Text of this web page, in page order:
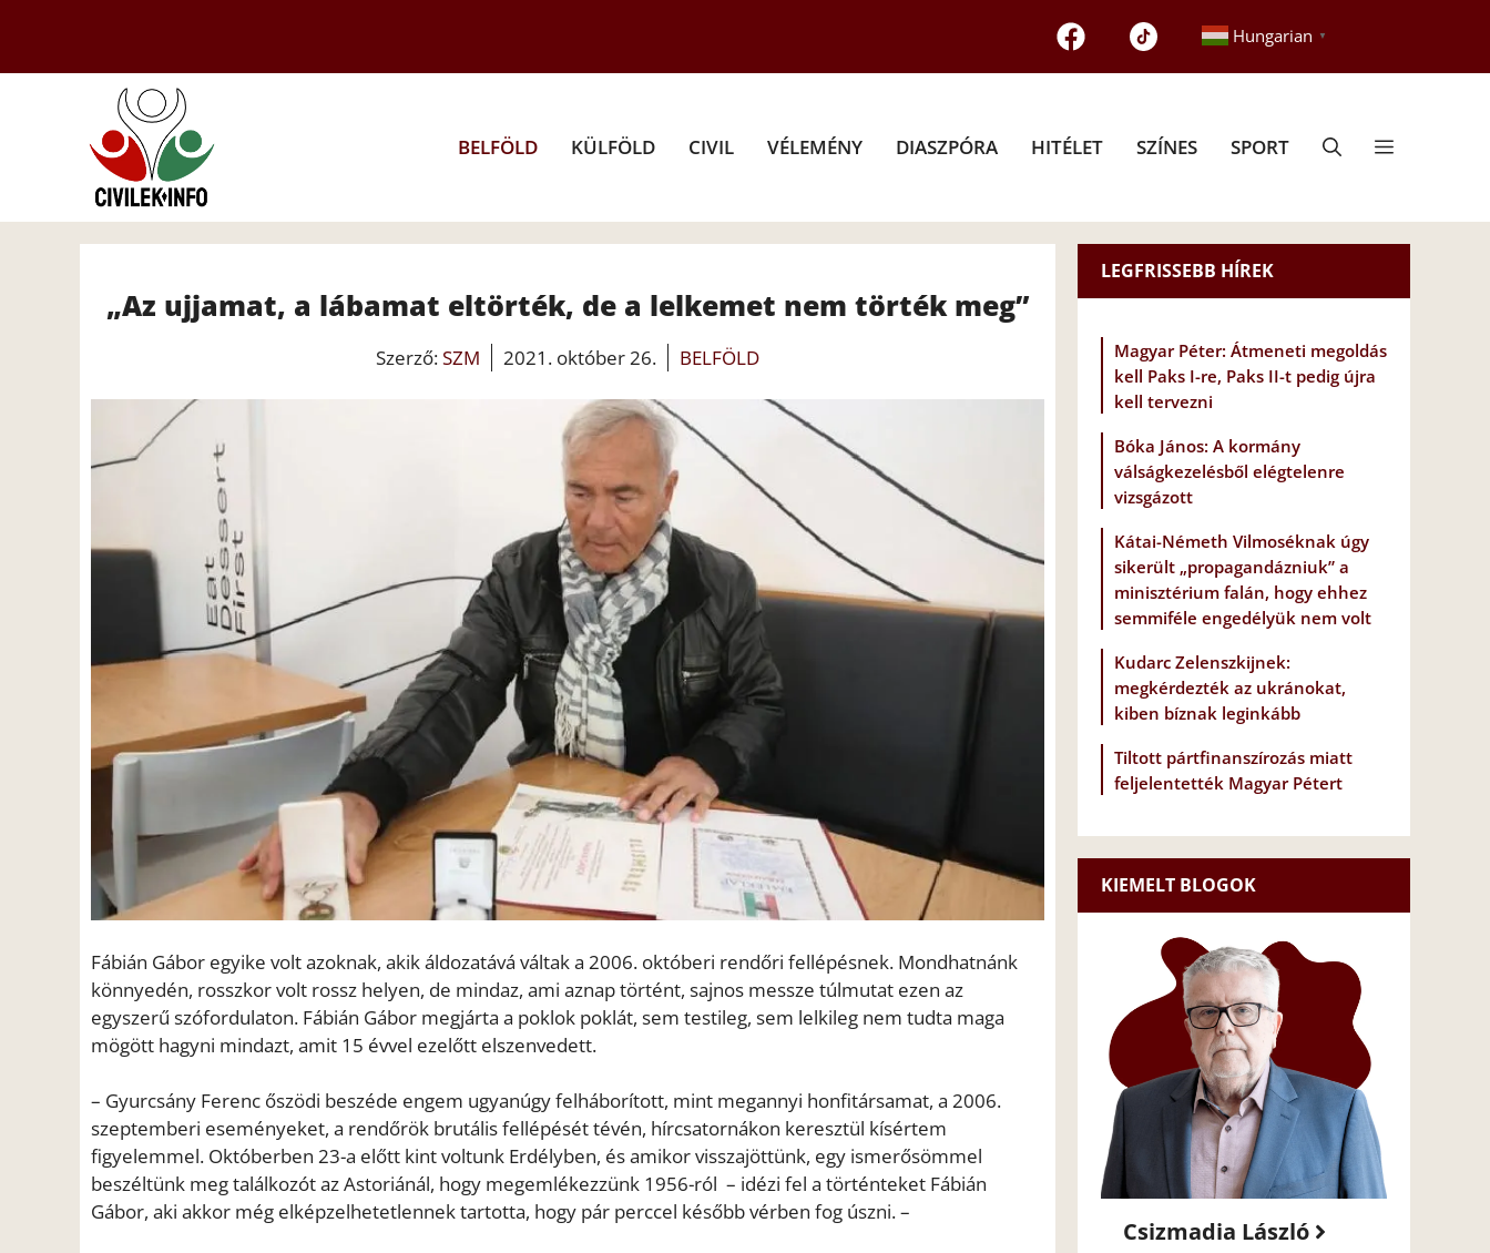
tartalomba
Hungarian ▼
BELFÖLD KÜLFÖLD CIVIL VÉLEMÉNY DIASZPÓRA HITÉLET SZÍNES SPORT
„Az ujjamat, a lábamat eltörték, de a lelkemet nem törték meg”
Szerző:SZM 2021. október 26. BELFÖLD
Fábián Gábor egyike volt azoknak, akik áldozatává váltak a 2006. októberi rendőri fellépésnek. Mondhatnánk
könnyedén, rosszkor volt rossz helyen, de mindaz, ami aznap történt, sajnos messze túlmutat ezen az
egyszerű szófordulaton. Fábián Gábor megjárta a poklok poklát, sem testileg, sem lelkileg nem tudta maga
mögött hagyni mindazt, amit 15 évvel ezelőtt elszenvedett.
– Gyurcsány Ferenc őszödi beszéde engem ugyanúgy felháborított, mint megannyi honfitársamat, a 2006.
szeptemberi eseményeket, a rendőrök brutális fellépését tévén, hírcsatornákon keresztül kísértem
figyelemmel. Októberben 23-a előtt kint voltunk Erdélyben, és amikor visszajöttünk, egy ismerősömmel
beszéltünk meg találkozót az Astoriánál, hogy megemlékezzünk 1956-ról – idézi fel a történteket Fábián
Gábor, aki akkor még elképzelhetetlennek tartotta, hogy pár perccel később vérben fog úszni. –
LEGFRISSEBB HÍREK
Magyar Péter: Átmeneti megoldás
kell Paks I-re, Paks II-t pedig újra
kell tervezni
Bóka János: A kormány
válságkezelésből elégtelenre
vizsgázott
Kátai-Németh Vilmoséknak úgy
sikerült „propagandázniuk” a
minisztérium falán, hogy ehhez
semmiféle engedélyük nem volt
Kudarc Zelenszkijnek:
megkérdezték az ukránokat,
kiben bíznak leginkább
Tiltott pártfinanszírozás miatt
feljelentették Magyar Pétert
KIEMELT BLOGOK
Csizmadia László